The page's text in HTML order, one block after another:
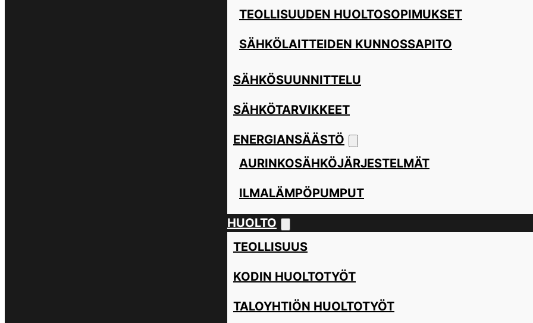
TEOLLISUUDEN HUOLTOSOPIMUKSET
SÄHKÖLAITTEIDEN KUNNOSSAPITO
SÄHKÖSUUNNITTELU
SÄHKÖTARVIKKEET
ENERGIANSÄÄSTÖ
AURINKOSÄHKÖJÄRJESTELMÄT
ILMALÄMPÖPUMPUT
HUOLTO
TEOLLISUUS
KODIN HUOLTOTYÖT
TALOYHTIÖN HUOLTOTYÖT